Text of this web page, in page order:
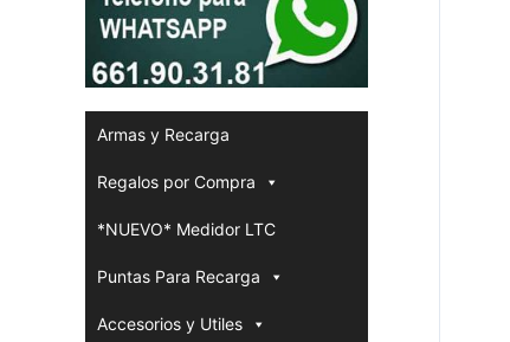
Armas y Recarga
Regalos por Compra
*NUEVO* Medidor LTC
Puntas Para Recarga
Accesorios y Utiles